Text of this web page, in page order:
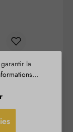
travail sur
la